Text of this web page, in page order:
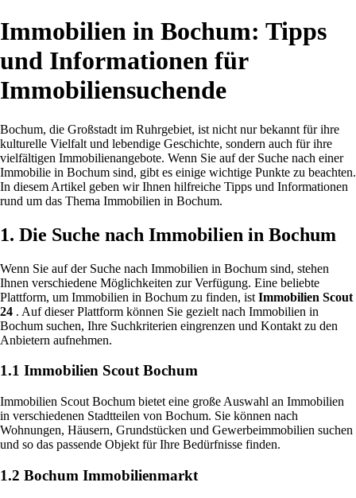
Immobilien in Bochum: Tipps
und Informationen für
Immobiliensuchende
Bochum, die Großstadt im Ruhrgebiet, ist nicht nur bekannt für ihre
kulturelle Vielfalt und lebendige Geschichte, sondern auch für ihre
vielfältigen Immobilienangebote. Wenn Sie auf der Suche nach einer
Immobilie in Bochum sind, gibt es einige wichtige Punkte zu beachten.
In diesem Artikel geben wir Ihnen hilfreiche Tipps und Informationen
rund um das Thema Immobilien in Bochum.
1. Die Suche nach Immobilien in Bochum
Wenn Sie auf der Suche nach Immobilien in Bochum sind, stehen
Ihnen verschiedene Möglichkeiten zur Verfügung. Eine beliebte
Plattform, um Immobilien in Bochum zu finden, ist Immobilien Scout
24 . Auf dieser Plattform können Sie gezielt nach Immobilien in
Bochum suchen, Ihre Suchkriterien eingrenzen und Kontakt zu den
Anbietern aufnehmen.
1.1 Immobilien Scout Bochum
Immobilien Scout Bochum bietet eine große Auswahl an Immobilien
in verschiedenen Stadtteilen von Bochum. Sie können nach
Wohnungen, Häusern, Grundstücken und Gewerbeimmobilien suchen
und so das passende Objekt für Ihre Bedürfnisse finden.
1.2 Bochum Immobilienmarkt